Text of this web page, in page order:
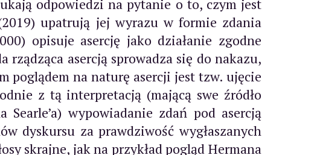
odpowiedzi na pytanie o to, czym jest
upatrują jej wyrazu w formie zdania
opisuje asercję jako działanie zgodne
asercją sprowadza się do nakazu,
poglądem na naturę asercji jest tzw. ujęcie
z tą interpretacją (mającą swe źródło
Searle’a) wypowiadanie zdań pod asercją
dyskursu za prawdziwość wygłaszanych
skrajne, jak na przykład pogląd Hermana